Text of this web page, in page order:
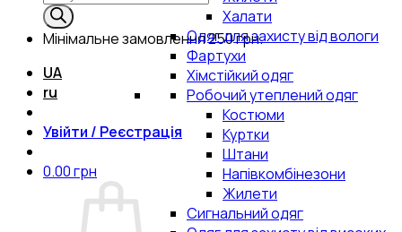
Мінімальне замовлення250 грн.
UA
ru
Увійти / Реєстрація
0.00грн
Халати
Одяг для захисту від вологи
Фартухи
Хімстійкий одяг
Робочий утеплений одяг
Костюми
Куртки
Штани
Напівкомбінезони
Жилети
Сигнальний одяг